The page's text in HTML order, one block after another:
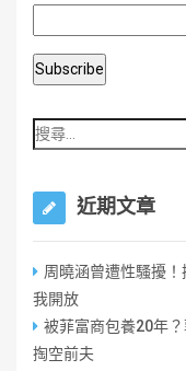
近期文章
周曉涵曾遭性騷擾
我開放
被菲富商包養20年
掏空前夫